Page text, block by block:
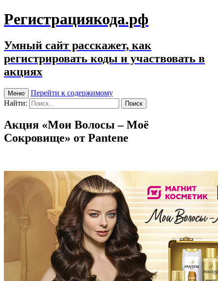
Регистрациякода.рф
Умный сайт расскажет, как
регистрировать коды и участвовать в
акциях
Меню
Перейти к содержимому
Найти:
Акция «Мои Волосы – Моё
Сокровище» от Pantene